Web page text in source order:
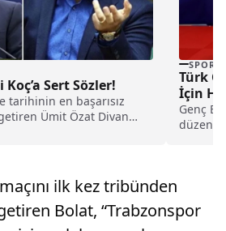
Sert Sözler!
tarihinin en başarısız
Ümit Özat Divan
SPOR
Türk
İçin
Genç
ilk kez tribünden
Bolat, “Trabzonspor